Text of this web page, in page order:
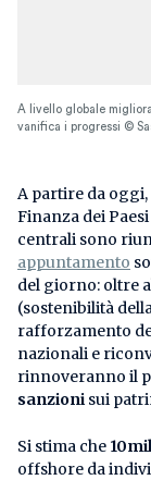
A livello globale
vanifica i progressi ©
A partire da
Finanza dei
centrali sono
appuntamento
del giorno: oltre
(sostenibilità
rafforzamento
nazionali e
rinnoveranno il
sanzioni sui
Si stima che
offshore da